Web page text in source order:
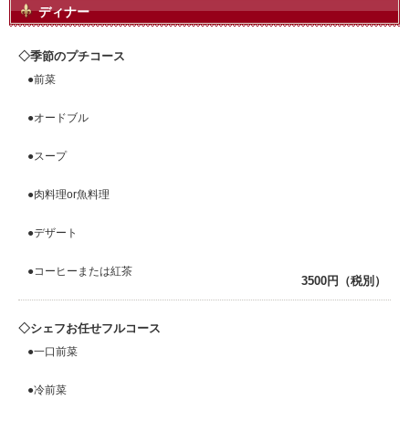
ディナー
季節のプチコース
●前菜
●オードブル
●スープ
●肉料理or魚料理
●デザート
●コーヒーまたは紅茶
3500円（税別）
シェフお任せフルコース
●一口前菜
●冷前菜